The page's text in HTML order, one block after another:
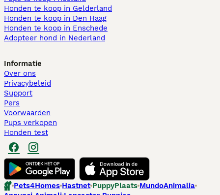
Honden te koop in Gelderland
Honden te koop in Den Haag
Honden te koop in Enschede
Adopteer hond in Nederland
Informatie
Over ons
Privacybeleid
Support
Pers
Voorwaarden
Pups verkopen
Honden test
Pets4Homes Hastnet PuppyPlaats MundoAnimalia